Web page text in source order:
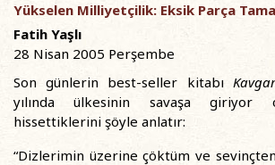
Yükselen Milliyetçilik: Eksik Parça
Fatih Yaşlı
28 Nisan 2005 Perşembe
Son günlerin best-seller kitabı
yılında ülkesinin savaşa giriyor
hissettiklerini şöyle anlatır:
“Dizlerimin üzerine çöktüm ve